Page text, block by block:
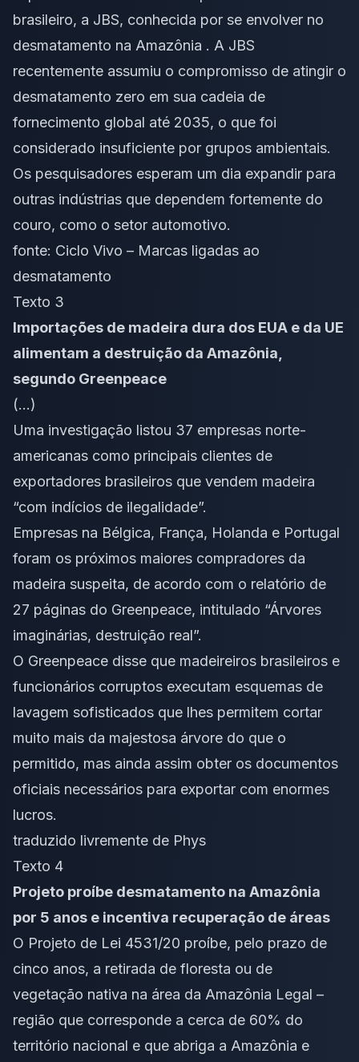
brasileiro, a JBS, conhecida por se envolver no
desmatamento na Amazônia . A JBS
recentemente assumiu o compromisso de atingir o
desmatamento zero em sua cadeia de
fornecimento global até 2035, o que foi
considerado insuficiente por grupos ambientais.
Os pesquisadores esperam um dia expandir para
outras indústrias que dependem fortemente do
couro, como o setor automotivo.
fonte: Ciclo Vivo – Marcas ligadas ao
desmatamento
Texto 3
Importações de madeira dura dos EUA e da UE
alimentam a destruição da Amazônia,
segundo Greenpeace
(…)
Uma investigação listou 37 empresas norte-
americanas como principais clientes de
exportadores brasileiros que vendem madeira
“com indícios de ilegalidade”.
Empresas na Bélgica, França, Holanda e Portugal
foram os próximos maiores compradores da
madeira suspeita, de acordo com o relatório de
27 páginas do Greenpeace, intitulado “Árvores
imaginárias, destruição real”.
O Greenpeace disse que madeireiros brasileiros e
funcionários corruptos executam esquemas de
lavagem sofisticados que lhes permitem cortar
muito mais da majestosa árvore do que o
permitido, mas ainda assim obter os documentos
oficiais necessários para exportar com enormes
lucros.
traduzido livremente de Phys
Texto 4
Projeto proíbe desmatamento na Amazônia
por 5 anos e incentiva recuperação de áreas
O Projeto de Lei 4531/20 proíbe, pelo prazo de
cinco anos, a retirada de floresta ou de
vegetação nativa na área da Amazônia Legal –
região que corresponde a cerca de 60% do
território nacional e que abriga a Amazônia e